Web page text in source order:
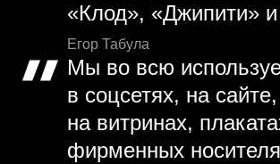
«Клод», «Джипити» и
Егор Табула
Мы во всю
в соцсетях, на сайте,
на витринах,
фирменных